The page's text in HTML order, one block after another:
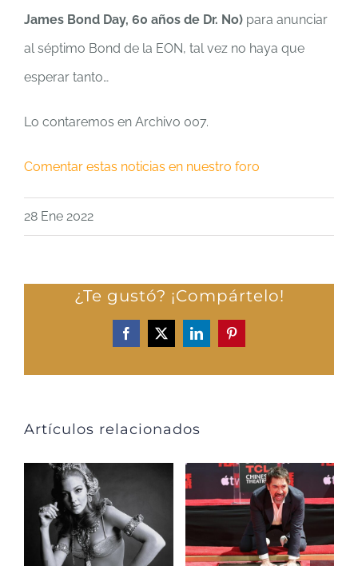
James Bond Day, 60 años de Dr. No) para anunciar
al séptimo Bond de la EON, tal vez no haya que
esperar tanto…
Lo contaremos en Archivo 007.
Comentar estas noticias en nuestro foro
28 Ene 2022
¿Te gustó? ¡Compártelo!
Facebook
X LinkedInPinterest
Artículos relacionados